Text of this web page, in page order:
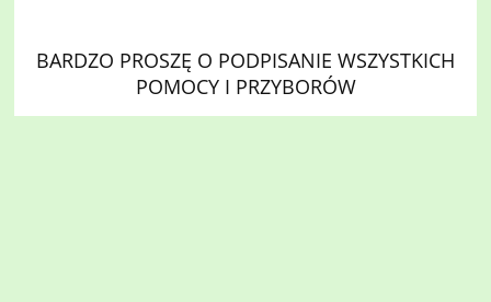
BARDZO PROSZĘ O PODPISANIE WSZYSTKICH
POMOCY I PRZYBORÓW